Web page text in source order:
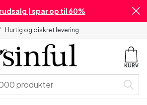
| spar op til 60%
Hurtig og diskret levering
KURV